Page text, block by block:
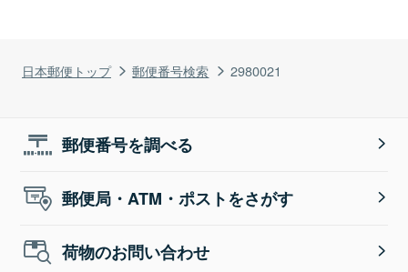
日本郵便トップ 郵便番号検索 2980021
郵便番号を調べる
郵便局・ATM・ポストをさがす
荷物のお問い合わせ